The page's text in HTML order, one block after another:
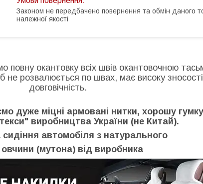
Законом не передбачено повернення та обмін даного
належної якості
повну окантовку всіх швів окантовочною
не розвалюється по швах, має високу
довговічність.
дуже міцні армовані нитки, хорошу гумку
виробництва України (не Китай).
автомобіля з натурального
(мутона) від виробника